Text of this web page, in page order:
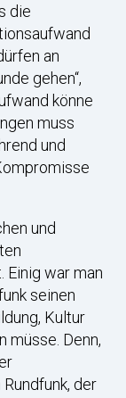
die
an
gehen“,
könne
muss
und
und
war man
seinen
Kultur
müsse. Denn,
der